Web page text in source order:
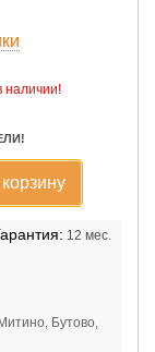
наличии!
12 мес.
Бутово,